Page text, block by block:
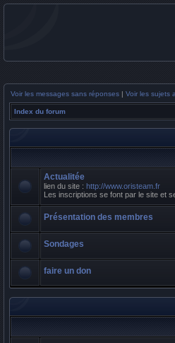
Voir les messages sans réponses | Voir les sujets
Index du forum
Actualitée
lien du site : http://www.oristeam.fr
Les inscriptions se font par le site et
Présentation des membres
Sondages
faire un don